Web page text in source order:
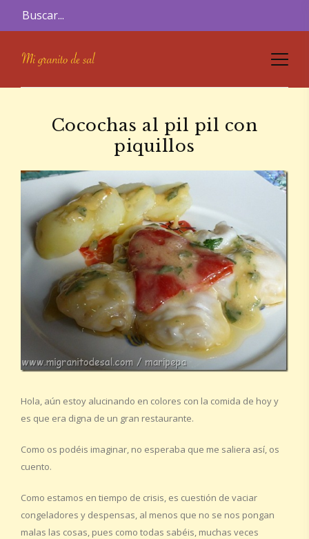
Cocochas al pil pil con
piquillos
Hola, aún estoy alucinando en colores con la comida de hoy y
es que era digna de un gran restaurante.
Como os podéis imaginar, no esperaba que me saliera así, os
cuento.
Como estamos en tiempo de crisis, es cuestión de vaciar
congeladores y despensas, al menos que no se nos pongan
malas las cosas, pues como todas sabéis, muchas veces